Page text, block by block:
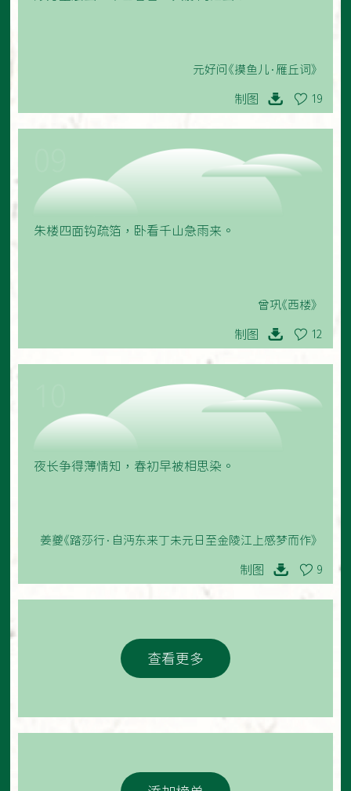
元好问《摸鱼儿·雁丘词》
制图 19
朱楼四面钩疏箔，卧看千山急雨来。
曾巩《西楼》
制图 12
夜长争得薄情知，春初早被相思染。
姜夔《踏莎行·自沔东来丁未元日至金陵江上感梦而作》
制图 9
查看更多